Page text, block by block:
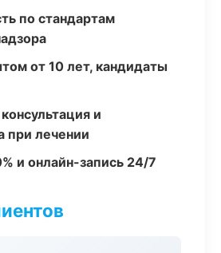
по стандартам
от 10 лет, кандидаты
и
при лечении
и онлайн-запись 24/7